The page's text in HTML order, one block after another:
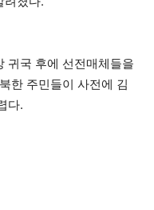
귀국 후에 선전매체들을
한 주민들이 사전에 김
다.